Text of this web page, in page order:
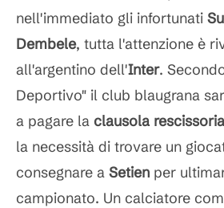
nell'immediato gli infortunati
Dembele, tutta l'attenzione è
all'argentino dell'Inter.
Deportivo" il club blaugrana
a pagare la clausola
la necessità di trovare un
consegnare a Setien per
campionato. Un calciatore